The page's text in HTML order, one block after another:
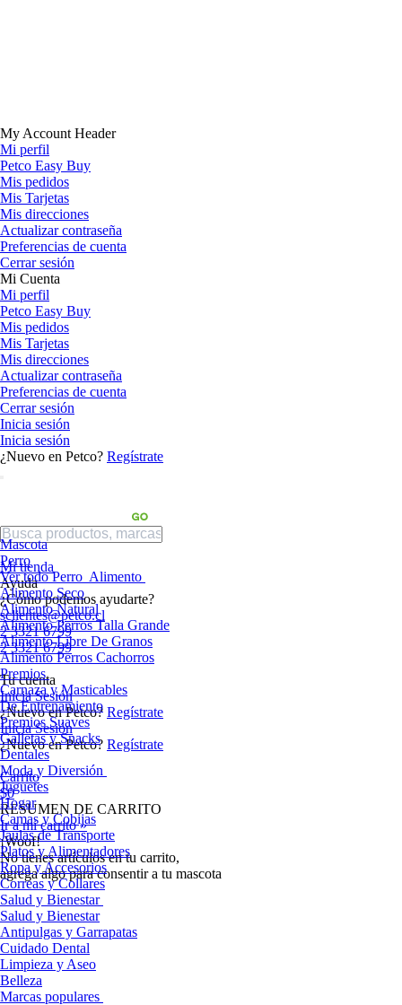
My Account Header
Mi perfil
Petco Easy Buy
Mis pedidos
Mis Tarjetas
Mis direcciones
Actualizar contraseña
Preferencias de cuenta
Cerrar sesión
Mi Cuenta
Mi perfil
Petco Easy Buy
Mis pedidos
Mis Tarjetas
Mis direcciones
Actualizar contraseña
Preferencias de cuenta
Cerrar sesión
Inicia sesión
Inicia sesión
¿Nuevo en Petco? Regístrate
Mi tienda
Ayuda
¿Cómo podemos ayudarte?
sclientes@petco.cl
2 3321 6799
2 3321 6799
Tu cuenta
Inicia Sesión
¿Nuevo en Petco? Regístrate
Inicia Sesión
¿Nuevo en Petco? Regístrate
Carrito
$0
RESUMEN DE CARRITO
Ir a mi carrito »
¡Woof!
No tíenes artículos en tu carrito,
agrega algo para consentir a tu mascota
Mascota
Perro
Ver todo Perro Alimento
Alimento Seco
Alimento Natural
Alimento Perros Talla Grande
Alimento Libre De Granos
Alimento Perros Cachorros
Premios
Carnaza y Masticables
De Entrenamiento
Premios Suaves
Galletas y Snacks
Dentales
Moda y Diversión
Juguetes
Hogar
Camas y Cobijas
Jaulas de Transporte
Platos y Alimentadores
Ropa y Accesorios
Correas y Collares
Salud y Bienestar
Salud y Bienestar
Antipulgas y Garrapatas
Cuidado Dental
Limpieza y Aseo
Belleza
Marcas populares